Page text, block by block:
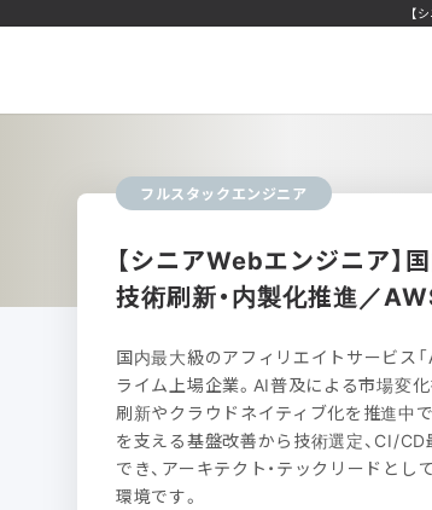
【
フルスタックエンジニア
【シニアWebエンジニア】
技術刷新・内製化推進／
国内最大級のアフィリエイトサービス
ライム上場企業。AI普及による市場変
刷新やクラウドネイティブ化を推進中
を支える基盤改善から技術選定、CI/
でき、アーキテクト・テックリードと
環境です。